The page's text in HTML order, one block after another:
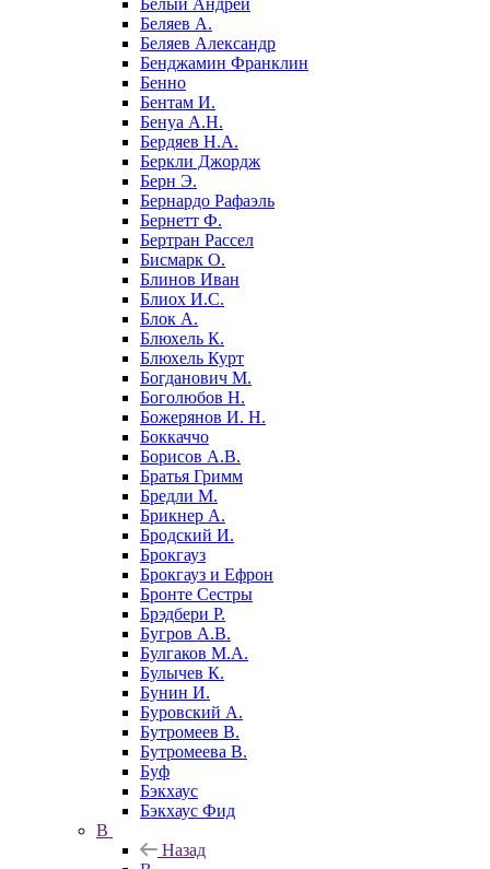
Белый Андрей
Беляев А.
Беляев Александр
Бенджамин Франклин
Бенно
Бентам И.
Бенуа А.Н.
Бердяев Н.А.
Беркли Джордж
Берн Э.
Бернардо Рафаэль
Бернетт Ф.
Бертран Рассел
Бисмарк О.
Блинов Иван
Блиох И.С.
Блок А.
Блюхель К.
Блюхель Курт
Богданович М.
Боголюбов Н.
Божерянов И. Н.
Боккаччо
Борисов А.В.
Братья Гримм
Бредли М.
Брикнер А.
Бродский И.
Брокгауз
Брокгауз и Ефрон
Бронте Сестры
Брэдбери Р.
Бугров А.В.
Булгаков М.А.
Булычев К.
Бунин И.
Буровский А.
Бутромеев В.
Бутромеева В.
Буф
Бэкхаус
Бэкхаус Фид
В
Назад